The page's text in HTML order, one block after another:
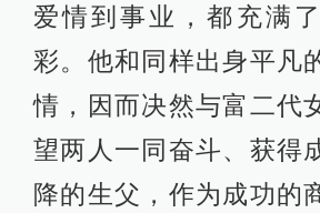
爱情到事业，都充满
彩。他和同样出身平凡
情，因而决然与富二代
望两人一同奋斗、获得
降的生父，作为成功的